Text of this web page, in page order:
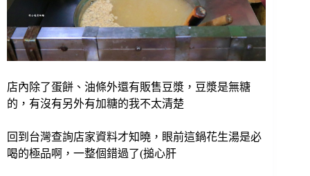
店內除了蛋餅、油條外還有販售豆漿，豆漿是無糖
的，有沒有另外有加糖的我不太清楚
回到台灣查詢店家資料才知曉，眼前這鍋花生湯是必
喝的極品啊，一整個錯過了(搥心肝